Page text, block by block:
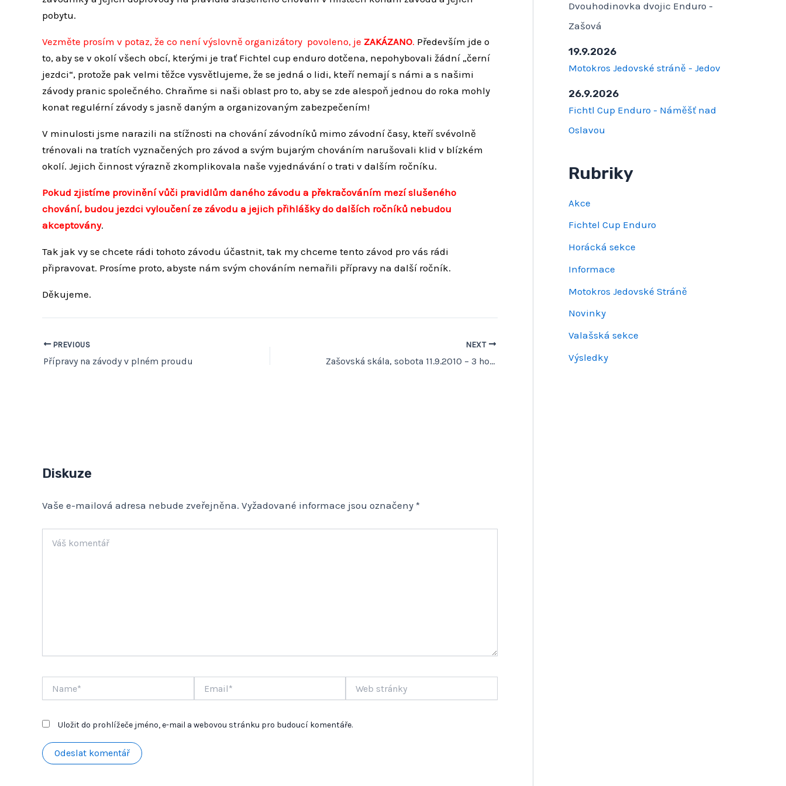
pobytu.
Vezměte prosím v potaz, že co není výslovně organizátory povoleno, je ZAKÁZANO. Především jde o
to, aby se v okolí všech obcí, kterými je trať Fichtel cup enduro dotčena, nepohybovali žádní „černí
jezdci“, protože pak velmi těžce vysvětlujeme, že se jedná o lidi, kteří nemají s námi a s našimi
závody pranic společného. Chraňme si naši oblast pro to, aby se zde alespoň jednou do roka mohly
konat regulérní závody s jasně daným a organizovaným zabezpečením!
V minulosti jsme narazili na stížnosti na chování závodníků mimo závodní časy, kteří svévolně
trénovali na tratích vyznačených pro závod a svým bujarým chováním narušovali klid v blízkém
okolí. Jejich činnost výrazně zkomplikovala naše vyjednávání o trati v dalším ročníku.
Pokud zjistíme provinění vůči pravidlům daného závodu a překračováním mezí slušeného
chování, budou jezdci vyloučení ze závodu a jejich přihlášky do dalších ročníků nebudou
akceptovány.
Tak jak vy se chcete rádi tohoto závodu účastnit, tak my chceme tento závod pro vás rádi
připravovat. Prosíme proto, abyste nám svým chováním nemařili přípravy na další ročník.
Děkujeme.
PREVIOUS
Přípravy na závody v plném proudu
NEXT
Zašovská skála, sobota 11.9.2010 – 3 hod.dvojic
Diskuze
Vaše e-mailová adresa nebude zveřejněna. Vyžadované informace jsou označeny *
komentář
stránky
Uložit do prohlížeče jméno, e-mail a webovou stránku pro budoucí komentáře.
Dvouhodinovka dvojic Enduro -
Zašová
19.9.2026
Motokros Jedovské stráně - Jedov
26.9.2026
Fichtl Cup Enduro - Náměšť nad
Oslavou
Rubriky
Akce
Fichtel Cup Enduro
Horácká sekce
Informace
Motokros Jedovské Stráně
Novinky
Valašská sekce
Výsledky